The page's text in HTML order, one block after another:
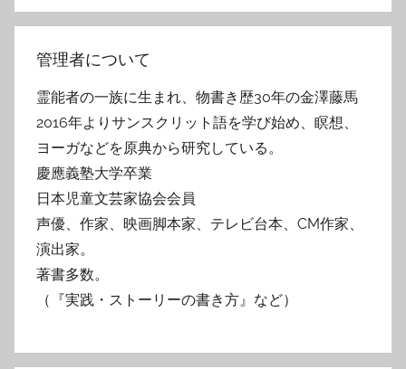
管理者について
霊能者の一族に生まれ、物書き歴30年の金澤藤馬
2016年よりサンスクリット語を学び始め、瞑想、
ヨーガなどを原典から研究している。
慶應義塾大学卒業
日本児童文芸家協会会員
声優、作家、映画脚本家、テレビ台本、CM作家、
演出家。
著書多数。
（『実践・ストーリーの書き方』など）